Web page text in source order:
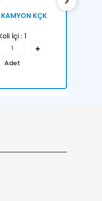
KÇK
İçi : 1
Adet